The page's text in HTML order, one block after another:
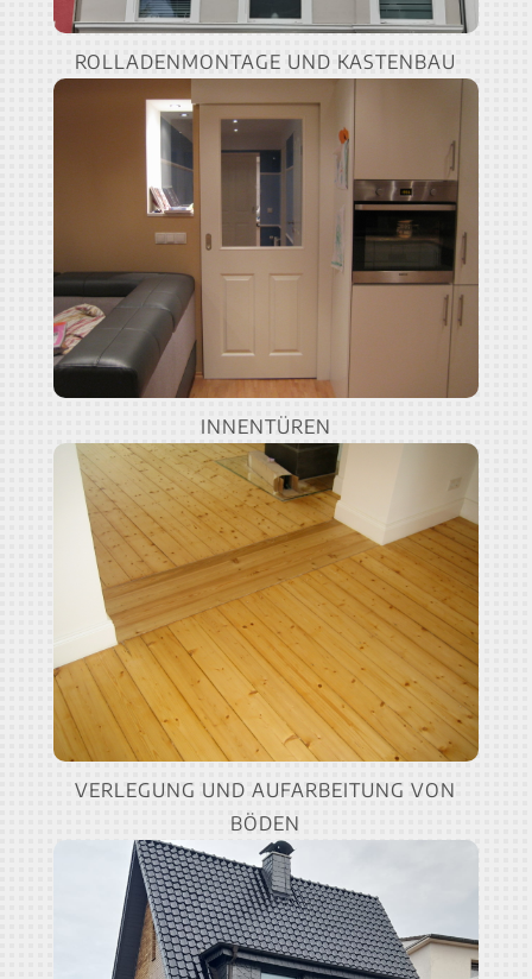
ROLLADENMONTAGE UND KASTENBAU
INNENTÜREN
VERLEGUNG UND AUFARBEITUNG VON
BÖDEN